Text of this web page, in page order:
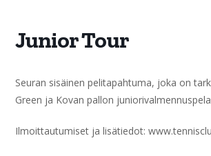
Junior Tour
Seuran sisäinen pelitapahtuma, joka on
Green ja Kovan pallon
Ilmoittautumiset ja lisätiedot: